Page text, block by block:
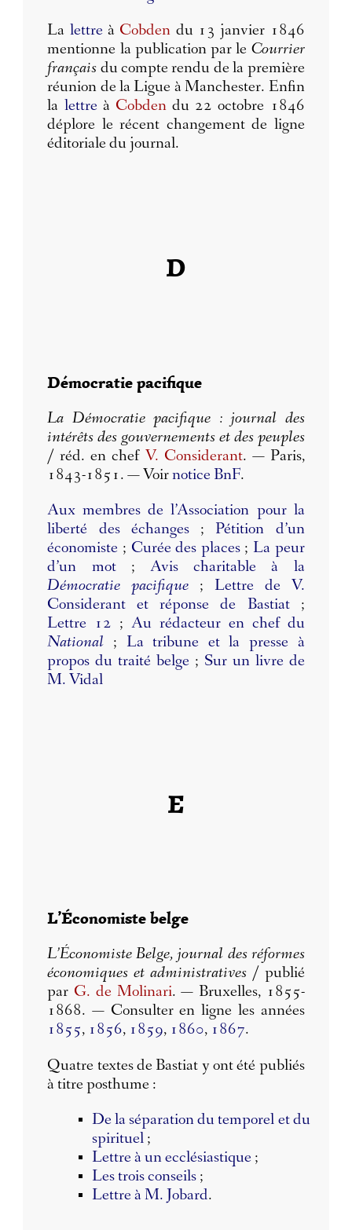
La lettre à Cobden du 13 janvier 1846
mentionne la publication par le Courrier
français du compte rendu de la première
réunion de la Ligue à Manchester. Enfin
la lettre à Cobdendu 22 octobre 1846
déplore le récent changement de ligne
éditoriale du journal.
D
Démocratie pacifique
La Démocratie pacifique : journal des
intérêts des gouvernements et des peuples
/ réd. en chef V. Considerant. — Paris,
1843-1851. — Voirnotice BnF.
Aux membres de l’Association pour la
liberté des échanges; Pétition d’un
économiste ; Curée des places; La peur
d’un mot;Avis charitable à la
Démocratie pacifique ; Lettre de V.
Considerant et réponse de Bastiat;
Lettre 12 ;Au rédacteur en chef du
National ; La tribune et la presse à
propos du traité belge ; Sur un livre de
M. Vidal
E
L’Économiste belge
L’Économiste Belge, journal des réformes
économiques et administratives / publié
par G. de Molinari. — Bruxelles, 1855-
1868. — Consulter en ligne les années
1855, 1856, 1859, 1860, 1867.
Quatre textes de Bastiat y ont été publiés
à titre posthume :
De la séparation du temporel et du
spirituel;
Lettre à un ecclésiastique ;
Les trois conseils;
Lettre à M. Jobard.